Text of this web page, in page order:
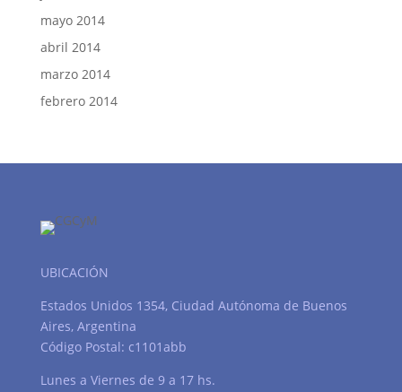
mayo 2014
abril 2014
marzo 2014
febrero 2014
UBICACIÓN
Estados Unidos 1354, Ciudad Autónoma de Buenos
Aires, Argentina
Código Postal: c1101abb
Lunes a Viernes de 9 a 17 hs.